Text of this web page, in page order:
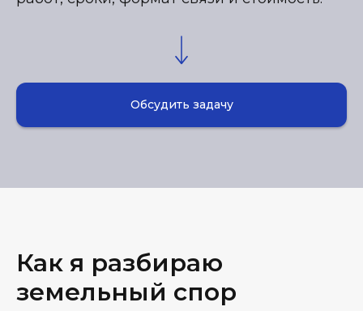
Обсудить задачу
Как я разбираю
земельный спор